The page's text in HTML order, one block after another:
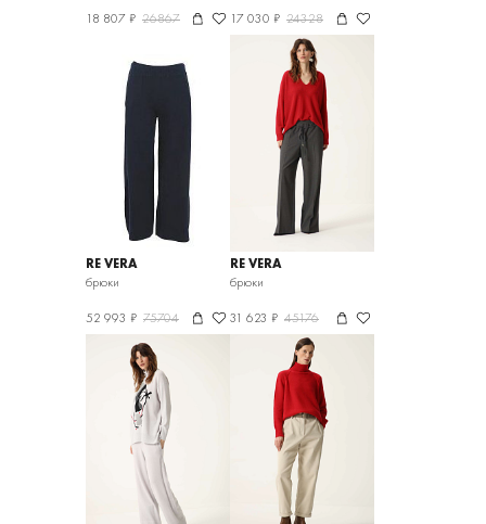
18 807 ₽ 26867 17 030 ₽ 24328
RE VERA
брюки
52 993 ₽ 75704
RE VERA
брюки
31 623 ₽ 45176